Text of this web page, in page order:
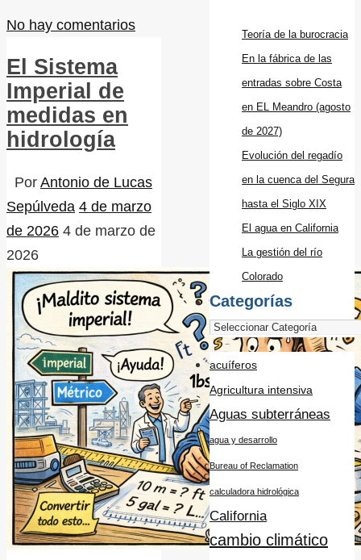
No hay comentarios
El Sistema
Imperial de
medidas en
hidrología
Por Antonio de Lucas
Sepúlveda 4 de marzo
de 2026 4 de marzo de
2026
Teoría de la burocracia
En la fábrica de las
entradas sobre Costa
en EL Meandro (agosto
de 2027)
Evolución del regadío
en la cuenca del Segura
hasta el Siglo XIX
El agua en California
La gestión del río
Colorado
Categorías
acuíferos
Agricultura intensiva
Aguas subterráneas
agua y desarrollo
Bureau of Reclamation
calculadora hidrológica
California
cambio climático